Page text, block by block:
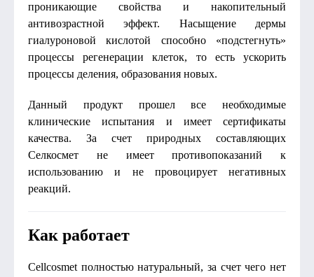
проникающие свойства и накопительный
антивозрастной эффект. Насыщение дермы
гиалуроновой кислотой способно «подстегнуть»
процессы регенерации клеток, то есть ускорить
процессы деления, образования новых.
Данный продукт прошел все необходимые
клинические испытания и имеет сертификаты
качества. За счет природных составляющих
Селкосмет не имеет противопоказаний к
использованию и не провоцирует негативных
реакций.
Как работает
Cellcosmet полностью натуральный, за счет чего нет